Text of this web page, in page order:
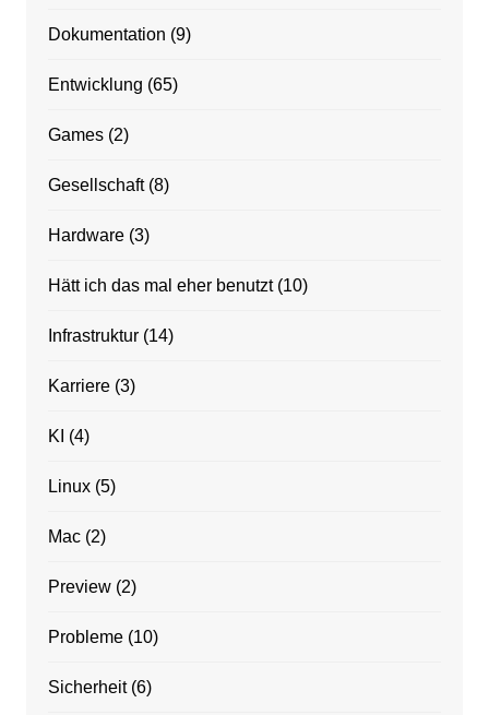
Dokumentation (9)
Entwicklung (65)
Games(2)
Gesellschaft(8)
Hardware(3)
Hätt ich das mal eher benutzt(10)
Infrastruktur(14)
Karriere(3)
KI (4)
Linux(5)
Mac(2)
Preview(2)
Probleme(10)
Sicherheit(6)